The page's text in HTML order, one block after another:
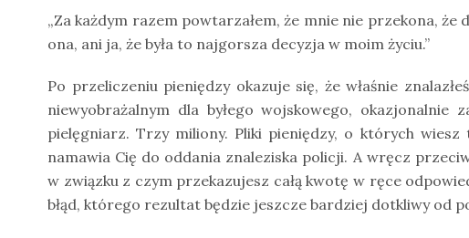
„Za każdym razem powtarzałem, że mnie nie przekona, że
ona, ani ja, że była to najgorsza decyzja w moim życiu.”
Po przeliczeniu pieniędzy okazuje się, że właśnie
niewyobrażalnym dla byłego wojskowego, okazjonalnie
pielęgniarz. Trzy miliony. Pliki pieniędzy, o których
namawia Cię do oddania znaleziska policji. A wręcz
w związku z czym przekazujesz całą kwotę w ręce
błąd, którego rezultat będzie jeszcze bardziej dotkliwy od